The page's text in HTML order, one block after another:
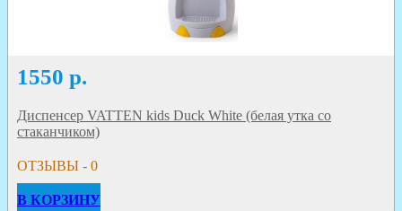
1550 р.
Диспенсер VATTEN kids Duck White (белая утка со
стаканчиком)
ОТЗЫВЫ - 0
В КОРЗИНУ